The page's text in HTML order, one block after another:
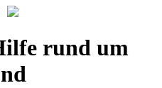
rund um